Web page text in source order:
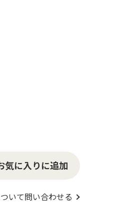
気に入りに追加
いて問い合わせる